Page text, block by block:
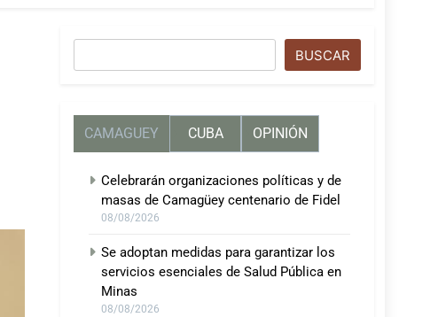
BUSCAR
CAMAGUEY CUBA OPINIÓN
Celebrarán organizaciones políticas y de
masas de Camagüey centenario de Fidel
08/08/2026
Se adoptan medidas para garantizar los
servicios esenciales de Salud Pública en
Minas
08/08/2026